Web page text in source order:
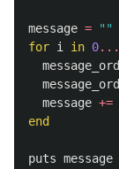
message =
""
for i in 0...
message_ord
message_ord
message +=
end
puts message